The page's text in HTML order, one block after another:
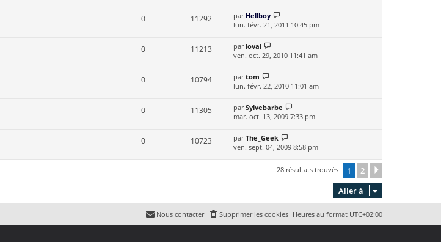
0 11292 par Hellboy
lun. févr. 21, 2011 10:45 pm
0 11213 parloval
ven. oct. 29, 2010 11:41 am
0 10794 partom
lun. févr. 22, 2010 11:01 am
0 11305 parSylvebarbe
mar. oct. 13, 2009 7:33 pm
0 10723 parThe_Geek
ven. sept. 04, 2009 8:58 pm
28 résultats trouvés 1 2
Aller à
Heures au format UTC+02:00
Supprimer les cookies
Nous contacter